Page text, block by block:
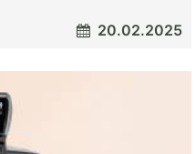
20.02.2025